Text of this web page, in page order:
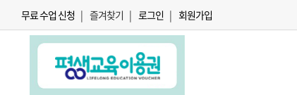
무료 수업 신청 | 즐겨찾기 | 로그인 | 회원가입